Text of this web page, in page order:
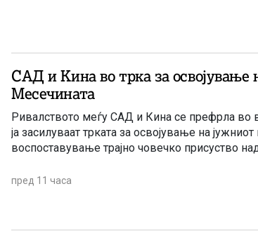
САД и Кина во трка за освојување
Месечината
Ривалството меѓу САД и Кина се префрла во
ја засилуваат трката за освојување на
воспоставување трајно човечко присуство
пред 11 часа